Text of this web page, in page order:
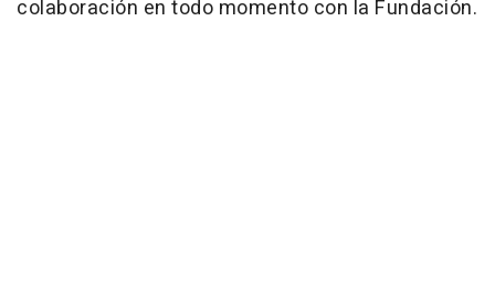
colaboración en todo momento con la Fundación.